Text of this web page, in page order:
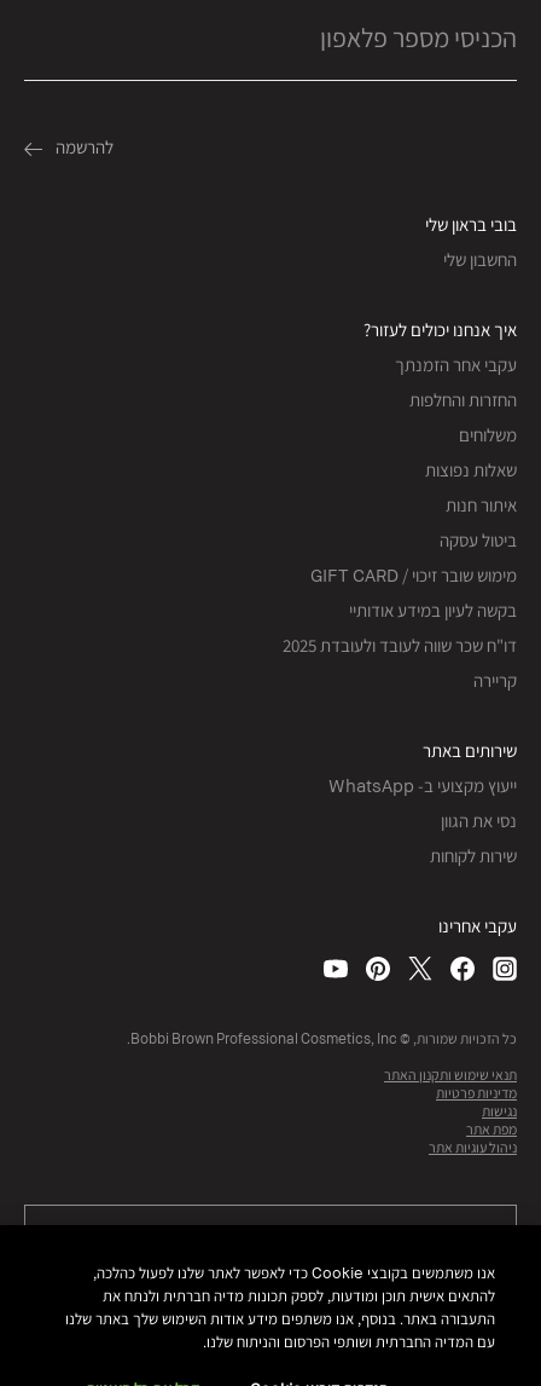
בובי בראון שלי
החשבון שלי
איך אנחנו יכולים לעזור?
עקבי אחר הזמנתך
החזרות והחלפות
משלוחים
שאלות נפוצות
איתור חנות
ביטול עסקה
מימוש שובר זיכוי / GIFT CARD
בקשה לעיון במידע אודותיי
דו"ח שכר שווה לעובד ולעובדת 2025
קריירה
שירותים באתר
ייעוץ מקצועי ב- WhatsApp
נסי את הגוון
שירות לקוחות
עקבי אחרינו
כל הזכויות שמורות, © Bobbi Brown Professional Cosmetics, Inc.
תנאי שימוש ותקנון האתר
מדיניות פרטיות
נגישות
מפת אתר
ניהול עוגיות אתר
אנו משתמשים בקובצי Cookie כדי לאפשר לאתר שלנו לפעול כהלכה,
להתאים אישית תוכן ומודעות, לספק תכונות מדיה חברתית ולנתח את
התעבורה באתר. בנוסף, אנו משתפים מידע אודות השימוש שלך באתר שלנו
עם המדיה החברתית ושותפי הפרסום והניתוח שלנו.